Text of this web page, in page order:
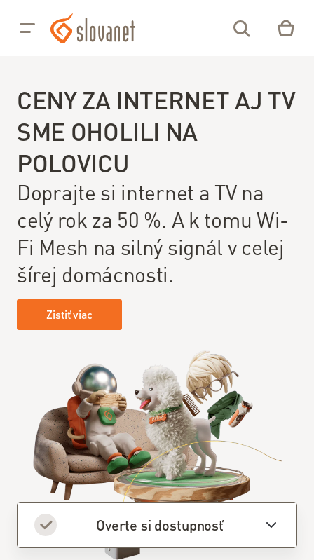
Pre
02/208
28 208
SlovanetTV
NP
Internet
Optický
internet
VDSL
internet
Balíček s
Televíziou
Návody
Televízia
Slovanet
CENY ZA INTERNET AJ TV
SME OHOLILI NA
POLOVICU
Doprajte si internet a TV na
celý rok za 50 %. A k tomu Wi-
Fi Mesh na silný signál v celej
šírej domácnosti.
Zistiť viac
Overte si dostupnosť